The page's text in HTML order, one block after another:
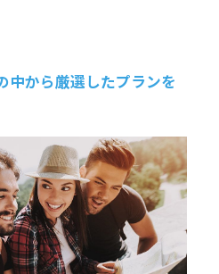
中から厳選したプランを